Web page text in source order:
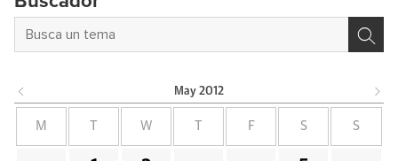
May 2012
M W F S S